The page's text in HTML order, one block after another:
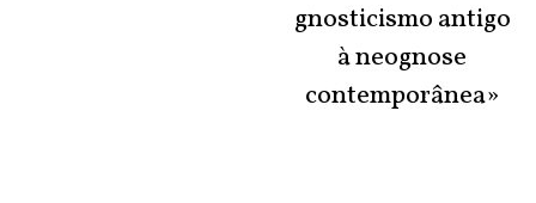
gnosticismo antigo
à neognose
contemporânea»